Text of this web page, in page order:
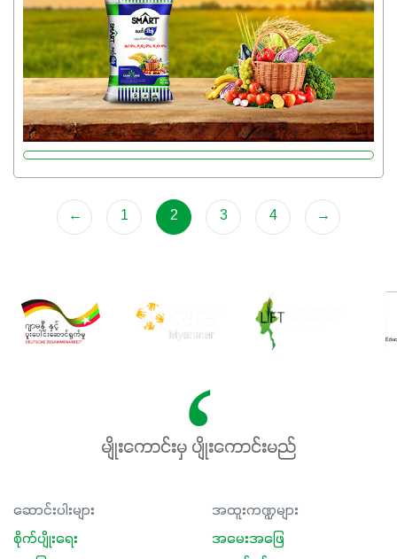
ပြီး အစာချက်လုပ်မှုအားကောင်းစေပါတယ်။ အပင်၏ပင်ပိုင်း
ကြီးထွားမှုကို တိုးမြင့်စေကာ အပင်သန်၍ အကြီးမြန်စေပါတယ်။
သင့်တော်တဲ့ Phosphorus 7%ပါဝင်မှုကြောင့် အပင်ရဲ့ အမြစ်
ဖွဲ့စည်းတည်ဆောက်မှုကို ပို၍သန်မာလာအောင် အားပေးပါ
တယ်။ ဒါ့အပြင် ပန်းပွင့်ခြင်း၊အသီးသီးခြင်း၊အစေ့တည်ခြင်း
လုပ်ငန်းစဉ်များကိုလည်း အားပေးပါတယ်။ လုံလောက်တဲ့
Potassium 8%က အပင်ရဲ့ ရောဂါဒဏ်၊ရာသီဥတုဒဏ်ခံနိုင်ရည်
အရသာ ပိုမိုကောင်းမွန်စေဖို့အတွက် လိုအပ်တဲ့အာဟာရဓာတ်
ဖြစ်ပါတယ်။ ဟူးမစ်အက်စစ်ပါဝင်ပေါင်းစပ်ထားတဲ့အတွက်
အကျိုးကျေးဇူးများစွာကိုရရှိစေမှာဖြစ်ပါတယ်။ စပါးအပါအဝင်
နှံစားသီးနှံများ၊ပဲအမျိုးမျိုး၊ဟင်းသီးဟင်းရွက်နဲ့ ဥယျာဉ်ခြံသီးနှံ
မလို့ အတွေးမများဘဲ သီးနှံတိုင်းကြီးထွားအောင် ဖန်းလင့်ရဲ့ #စ
မတ်သီးစုံကို သုံးကြပါစို့....
← 1 2 3 4 →
မျိုးကောင်းမှ ပျိုးကောင်းမည်
ဆောင်းပါးများ
စိုက်ပျိုးရေး
အထူးကဏ္ဍများ
အမေးအဖြေ